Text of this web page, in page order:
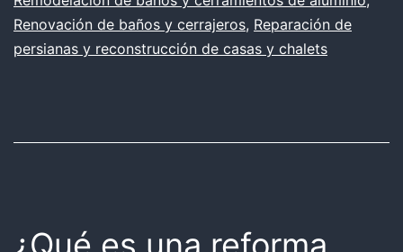
Renovación de baños y cerrajeros, Reparación de
persianas y reconstrucción de casas y chalets